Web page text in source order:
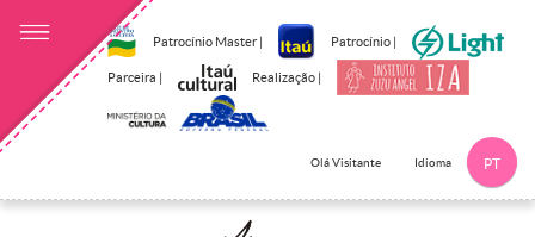
Patrocínio Master | Patrocínio |
Parceira | Realização |
Olá Visitante Idioma PT